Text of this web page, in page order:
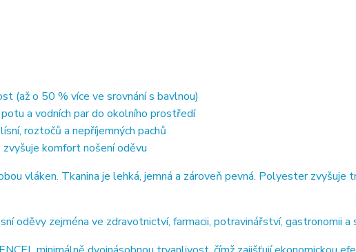
(až o 50 % více ve srovnání s bavlnou)
a vodních par do okolního prostředí
roztočů a nepříjemných pachů
komfort nošení oděvu
vláken. Tkanina je lehká, jemná a zároveň pevná. Polyester zvyšuje
oděvy zejména ve zdravotnictví, farmacii, potravinářství, gastronomii a